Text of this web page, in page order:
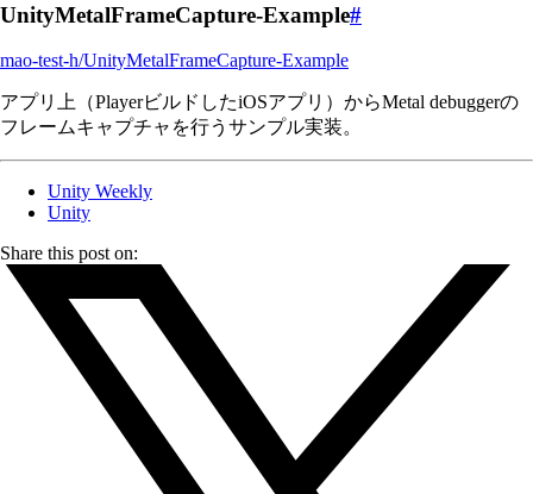
UnityMetalFrameCapture-Example#
mao-test-h/UnityMetalFrameCapture-Example
アプリ上（PlayerビルドしたiOSアプリ）からMetal debuggerの
フレームキャプチャを行うサンプル実装。
Unity Weekly
Unity
Share this post on: